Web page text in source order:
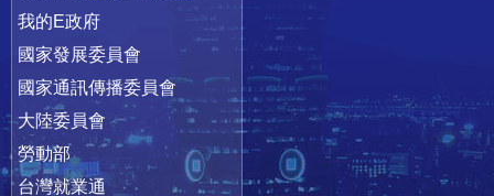
我的E政府
國家發展委員會
國家通訊傳播委員會
大陸委員會
勞動部
台灣就業通